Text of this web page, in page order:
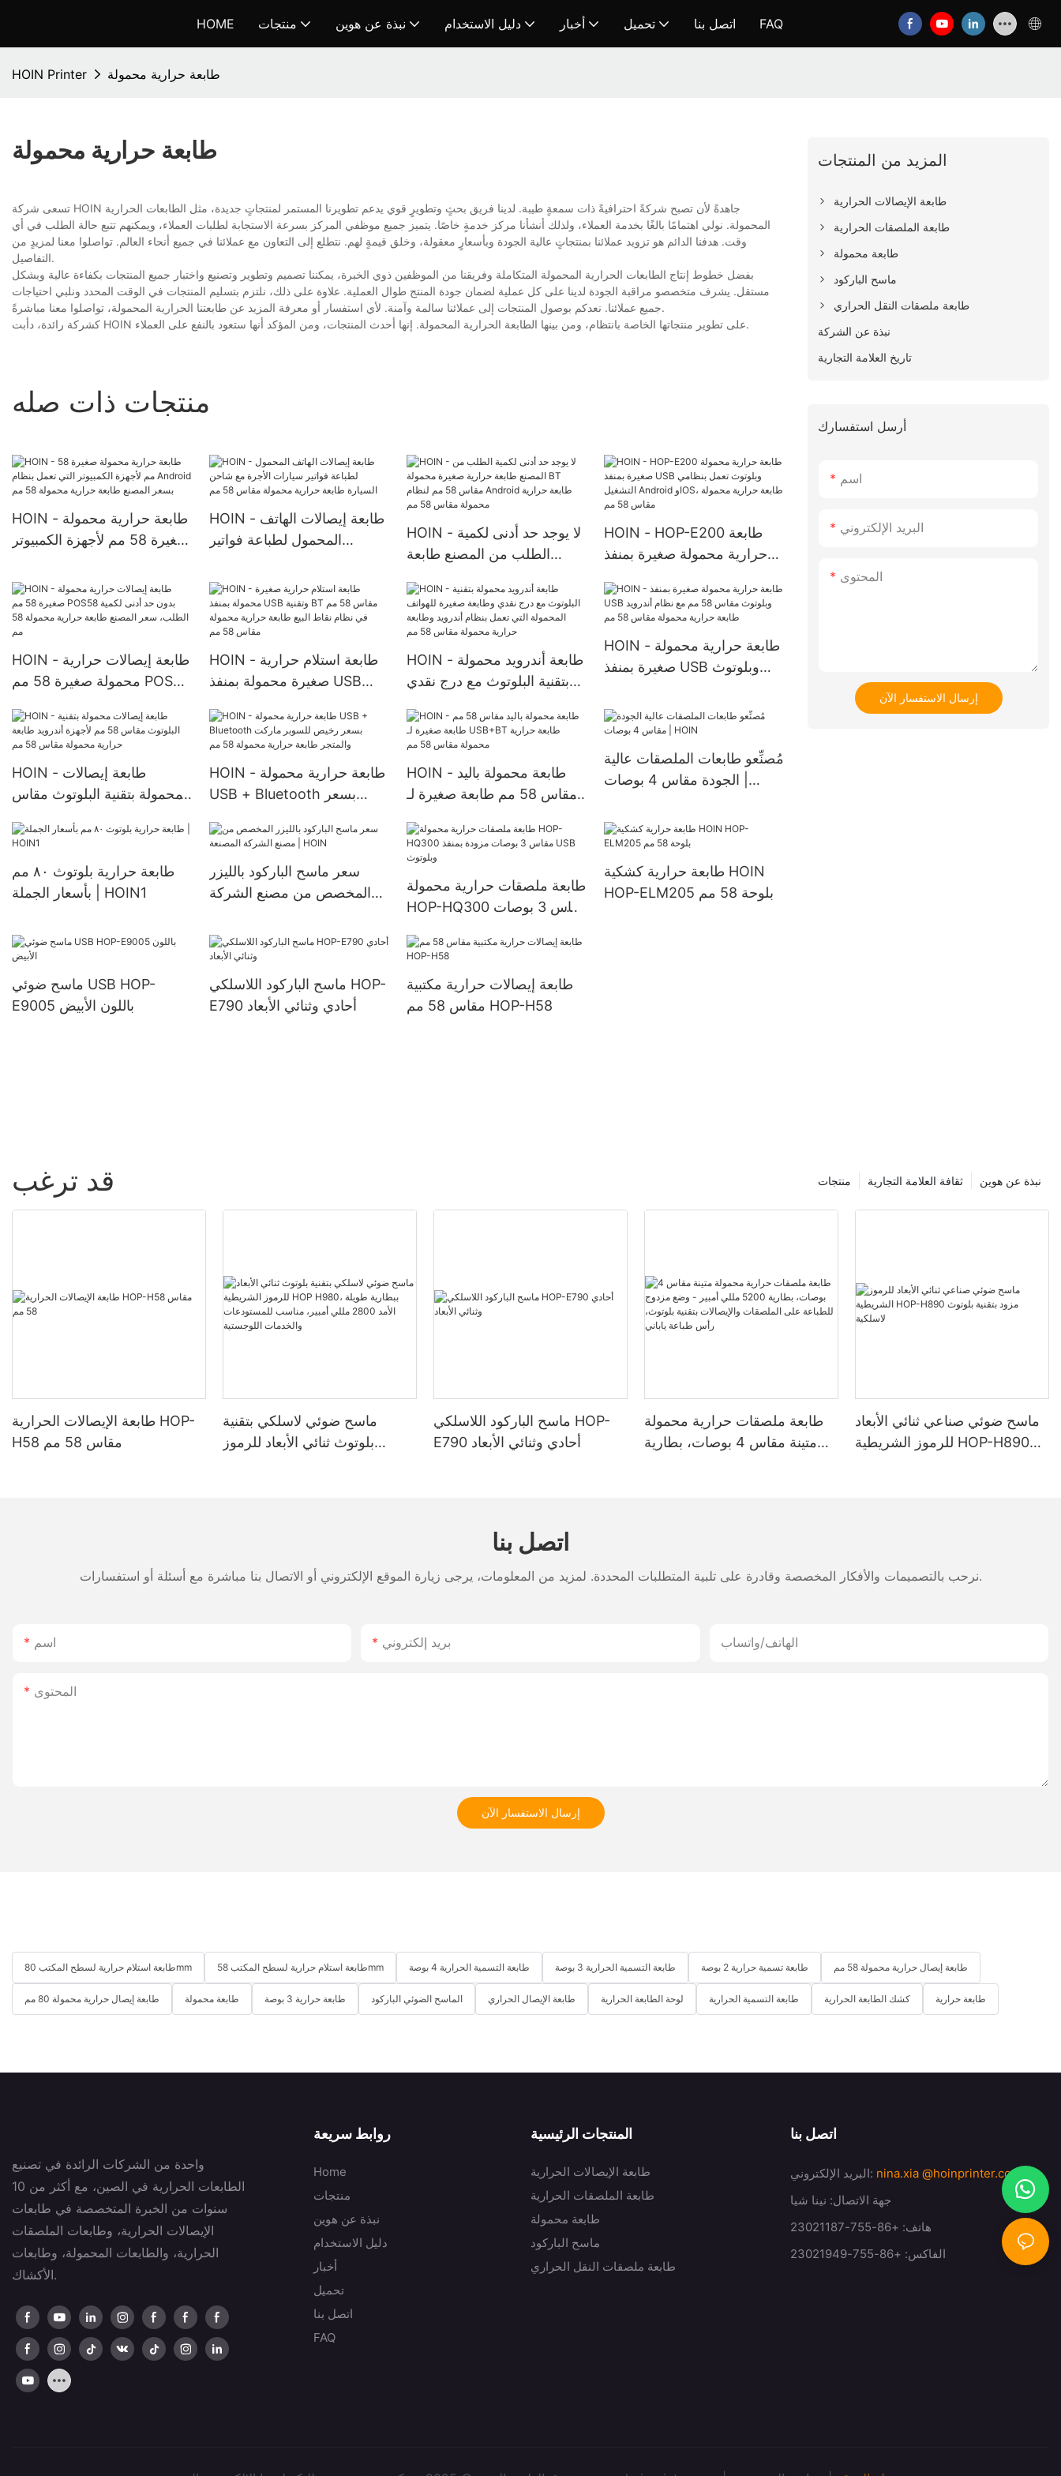
HOME منتجات نبذة عن هوين دليل الاستخدام أخبار تحميل اتصل بنا FAQ
HOIN Printer طابعة حرارية محمولة
طابعة حرارية محمولة
تسعى شركة HOIN جاهدةً لأن تصبح شركةً احترافيةً ذات سمعةٍ طيبة. لدينا فريق بحثٍ وتطويرٍ قوي يدعم تطويرنا المستمر لمنتجاتٍ جديدة، مثل الطابعات الحرارية
المحمولة. نولي اهتمامًا بالغًا بخدمة العملاء، ولذلك أنشأنا مركز خدمةٍ خاصًا. يتميز جميع موظفي المركز بسرعة الاستجابة لطلبات العملاء، ويمكنهم تتبع حالة الطلب في أي
وقت. هدفنا الدائم هو تزويد عملائنا بمنتجاتٍ عالية الجودة وبأسعارٍ معقولة، وخلق قيمةٍ لهم. نتطلع إلى التعاون مع عملائنا في جميع أنحاء العالم. تواصلوا معنا لمزيدٍ من
التفاصيل.
بفضل خطوط إنتاج الطابعات الحرارية المحمولة المتكاملة وفريقنا من الموظفين ذوي الخبرة، يمكننا تصميم وتطوير وتصنيع واختبار جميع المنتجات بكفاءة عالية وبشكل
مستقل. يشرف متخصصو مراقبة الجودة لدينا على كل عملية لضمان جودة المنتج طوال العملية. علاوة على ذلك، نلتزم بتسليم المنتجات في الوقت المحدد ونلبي احتياجات
جميع عملائنا. نعدكم بوصول المنتجات إلى عملائنا سالمة وآمنة. لأي استفسار أو معرفة المزيد عن طابعتنا الحرارية المحمولة، تواصلوا معنا مباشرةً.
كشركة رائدة، دأبت HOIN على تطوير منتجاتها الخاصة بانتظام، ومن بينها الطابعة الحرارية المحمولة. إنها أحدث المنتجات، ومن المؤكد أنها ستعود بالنفع على العملاء.
منتجات ذات صله
HOIN - طابعة حرارية محمولة
صغيرة 58 مم لأجهزة الكمبيوتر
بسعر المصنع طابعة حرارية
محمولة 58 مم
HOIN - طابعة إيصالات الهاتف
المحمول لطباعة فواتير
السيارة طابعة حرارية محمولة
مقاس 58 مم
HOIN - لا يوجد حد أدنى لكمية
الطلب من المصنع طابعة
مقاس 58 مم لنظام Android
طابعة حرارية محمولة مقاس
58 مم
HOIN - HOP-E200 طابعة
حرارية محمولة صغيرة بمنفذ
التشغيل Android وIOS،
طابعة حرارية محمولة مقاس
58 مم
HOIN - طابعة إيصالات حرارية
محمولة صغيرة 58 مم POS58
سعر المصنع طابعة حرارية
محمولة 58 مم
HOIN - طابعة استلام حرارية
صغيرة محمولة بمنفذ USB
نظام نقاط البيع طابعة حرارية
محمولة مقاس 58 مم
HOIN - طابعة أندرويد محمولة
بتقنية البلوتوث مع درج نقدي
المحمولة التي تعمل بنظام
أندرويد وطابعة حرارية محمولة
مقاس 58 مم
HOIN - طابعة حرارية محمولة
صغيرة بمنفذ USB وبلوتوث
طابعة حرارية محمولة مقاس
58 مم
HOIN - طابعة إيصالات
محمولة بتقنية البلوتوث مقاس
حرارية محمولة مقاس 58 مم
HOIN - طابعة حرارية محمولة
USB + Bluetooth بسعر
طابعة حرارية محمولة 58 مم
HOIN - طابعة محمولة باليد
مقاس 58 مم طابعة صغيرة لـ
محمولة مقاس 58 مم
مُصنِّعو طابعات الملصقات عالية
الجودة مقاس 4 بوصات |
طابعة حرارية بلوتوث ٨٠ مم
بأسعار الجملة | HOIN1
سعر ماسح الباركود بالليزر
المخصص من مصنع الشركة
طابعة ملصقات حرارية محمولة
HOP-HQ300 مقاس 3 بوصات
طابعة حرارية كشكية HOIN
HOP-ELM205 بلوحة 58 مم
ماسح ضوئي USB HOP-
E9005 باللون الأبيض
ماسح الباركود اللاسلكي HOP-
E790 أحادي وثنائي الأبعاد
طابعة إيصالات حرارية مكتبية
مقاس 58 مم HOP-H58
المزيد من المنتجات
طابعة الإيصالات الحرارية
طابعة الملصقات الحرارية
طابعة محمولة
ماسح الباركود
طابعة ملصقات النقل الحراري
نبذة عن الشركة
تاريخ العلامة التجارية
أرسل استفسارك
اسم
البريد الإلكتروني
المحتوى
إرسال الاستفسار الآن
قد ترغب نبذة عن هوين ثقافة العلامة التجارية منتجات
طابعة الإيصالات الحرارية HOP-
H58 مقاس 58 مم
ماسح ضوئي لاسلكي بتقنية
بلوتوث ثنائي الأبعاد للرموز
ماسح الباركود اللاسلكي HOP-
E790 أحادي وثنائي الأبعاد
طابعة ملصقات حرارية محمولة
متينة مقاس 4 بوصات، بطارية
ماسح ضوئي صناعي ثنائي الأبعاد
للرموز الشريطية HOP-H890
اتصل بنا
نرحب بالتصميمات والأفكار المخصصة وقادرة على تلبية المتطلبات المحددة. لمزيد من المعلومات، يرجى زيارة الموقع الإلكتروني أو الاتصال بنا مباشرة مع أسئلة أو استفسارات.
اسم بريد إلكتروني الهاتف/واتساب
المحتوى
إرسال الاستفسار الآن
طابعة استلام حرارية لسطح المكتب 80mm طابعة استلام حرارية لسطح المكتب 58mm طابعة التسمية الحرارية 4 بوصة طابعة التسمية الحرارية 3 بوصة طابعة تسمية حرارية 2 بوصة طابعة إيصال حرارية محمولة 58 مم
طابعة إيصال حرارية محمولة 80 مم طابعة محمولة طابعة حرارية 3 بوصة الماسح الضوئي الباركود طابعة الإيصال الحراري لوحة الطابعة الحرارية طابعة التسمية الحرارية كشك الطابعة الحرارية طابعة حرارية
واحدة من الشركات الرائدة في تصنيع
الطابعات الحرارية في الصين، مع أكثر من 10
سنوات من الخبرة المتخصصة في طابعات
الإيصالات الحرارية، وطابعات الملصقات
الحرارية، والطابعات المحمولة، وطابعات
الأكشاك.
روابط سريعة
Home
منتجات
نبذة عن هوين
دليل الاستخدام
أخبار
تحميل
اتصل بنا
FAQ
المنتجات الرئيسية
طابعة الإيصالات الحرارية
طابعة الملصقات الحرارية
طابعة محمولة
ماسح الباركود
طابعة ملصقات النقل الحراري
اتصل بنا
البريد الإلكتروني: nina.xia @hoinprinter.com
جهة الاتصال: نينا شيا
هاتف: +86-755-23021187
الفاكس: +86-755-23021949